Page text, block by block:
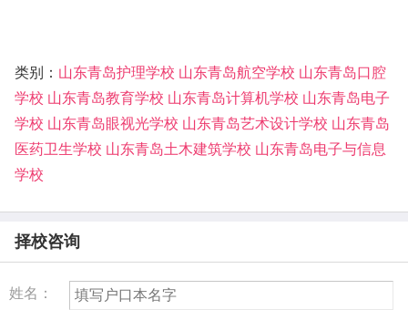
类别： 山东青岛护理学校 山东青岛航空学校 山东青岛口腔
学校 山东青岛教育学校 山东青岛计算机学校 山东青岛电子
学校 山东青岛眼视光学校 山东青岛艺术设计学校 山东青岛
医药卫生学校 山东青岛土木建筑学校 山东青岛电子与信息
学校
择校咨询
姓名：